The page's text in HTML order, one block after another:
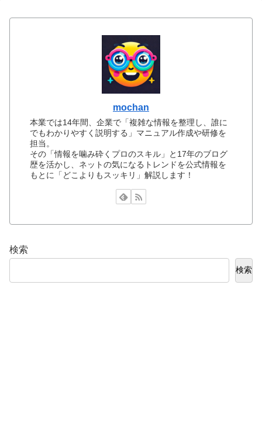
mochan
本業では14年間、企業で「複雑な情報を整理し、誰に
でもわかりやすく説明する」マニュアル作成や研修を
担当。
その「情報を噛み砕くプロのスキル」と17年のブログ
歴を活かし、ネットの気になるトレンドを公式情報を
もとに「どこよりもスッキリ」解説します！
検索
検索